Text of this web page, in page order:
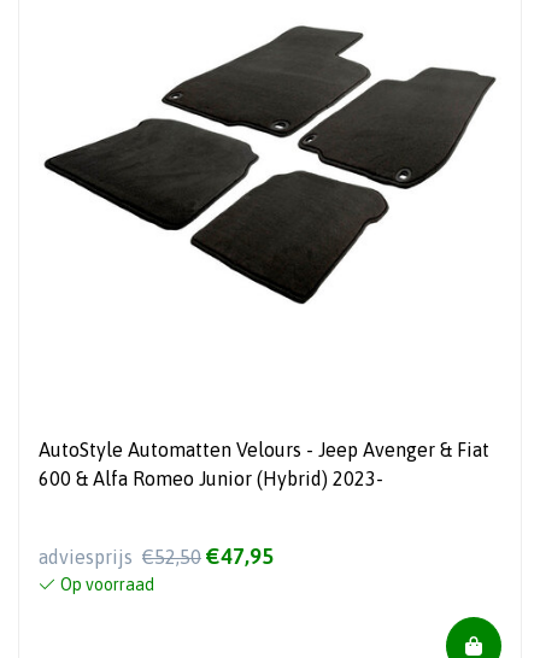
AutoStyle Automatten Velours - Jeep Avenger & Fiat
600 & Alfa Romeo Junior (Hybrid) 2023-
adviesprijs €52,50 €47,95
Op voorraad